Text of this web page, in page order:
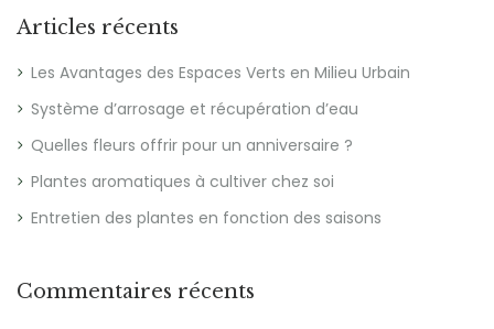
Articles récents
Les Avantages des Espaces Verts en Milieu Urbain
Système d’arrosage et récupération d’eau
Quelles fleurs offrir pour un anniversaire ?
Plantes aromatiques à cultiver chez soi
Entretien des plantes en fonction des saisons
Commentaires récents